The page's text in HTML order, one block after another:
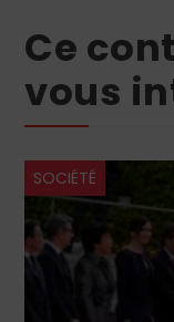
Ce
vous
SOCIÉTÉ